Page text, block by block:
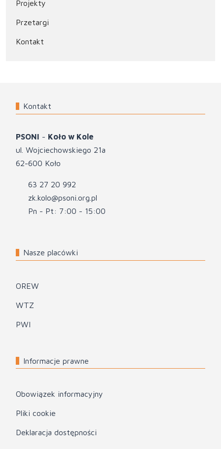
Projekty
Przetargi
Kontakt
Kontakt
PSONI - Koło w Kole
ul. Wojciechowskiego 21a
62-600 Koło
63 27 20 992
zk.kolo@psoni.org.pl
Pn - Pt: 7:00 - 15:00
Nasze placówki
OREW
WTZ
PWI
Informacje prawne
Obowiązek informacyjny
Pliki cookie
Deklaracja dostępności